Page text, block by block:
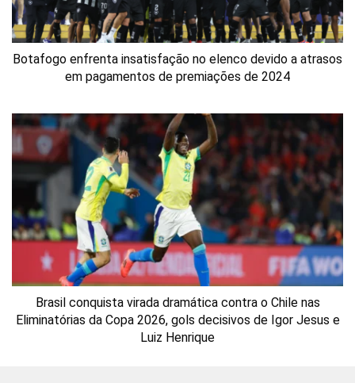
Botafogo enfrenta insatisfação no elenco devido a atrasos
em pagamentos de premiações de 2024
Brasil conquista virada dramática contra o Chile nas
Eliminatórias da Copa 2026, gols decisivos de Igor Jesus e
Luiz Henrique